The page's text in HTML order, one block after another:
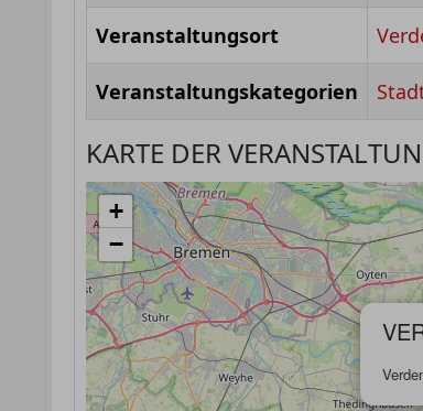
Veranstaltungsort
Veranstaltungskategorien
KARTE DER
+
−